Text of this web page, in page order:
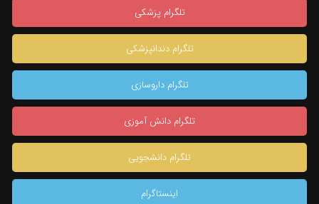
تلگرام پزشکی
تلگرام دندانپزشکی
تلگرام داروسازی
تلگرام دانش آموزی
تلگرام دانشجویی
اینستاگرام